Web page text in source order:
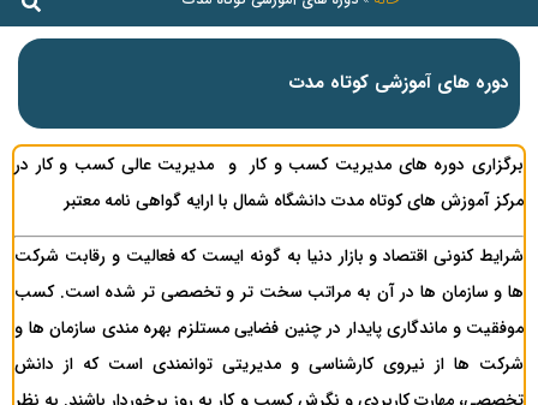
دوره های آموزشی کوتاه مدت
برگزاری دوره های مدیریت کسب و کار و مدیریت عالی کسب و کار در
مرکز آموزش های کوتاه مدت دانشگاه شمال با ارایه گواهی نامه معتبر
شرایط کنونی اقتصاد و بازار دنیا به گونه ایست که فعالیت و رقابت شرکت
ها و سازمان ها در آن به مراتب سخت تر و تخصصی تر شده است. کسب
موفقیت و ماندگاری پایدار در چنین فضایی مستلزم بهره مندی سازمان ها و
شرکت ها از نیروی کارشناسی و مدیریتی توانمندی است که از دانش